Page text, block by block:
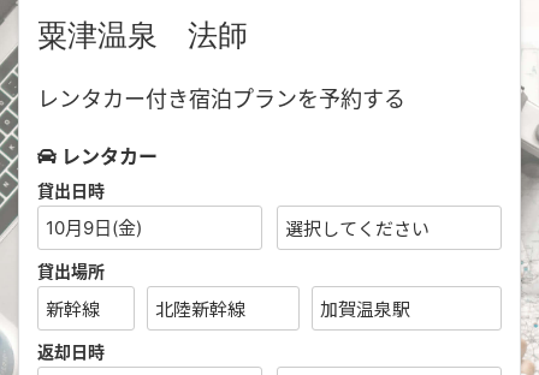
粟津温泉 法師
レンタカー付き宿泊プランを予約する
レンタカー
貸出日時
10月9日(金)
貸出場所
返却日時